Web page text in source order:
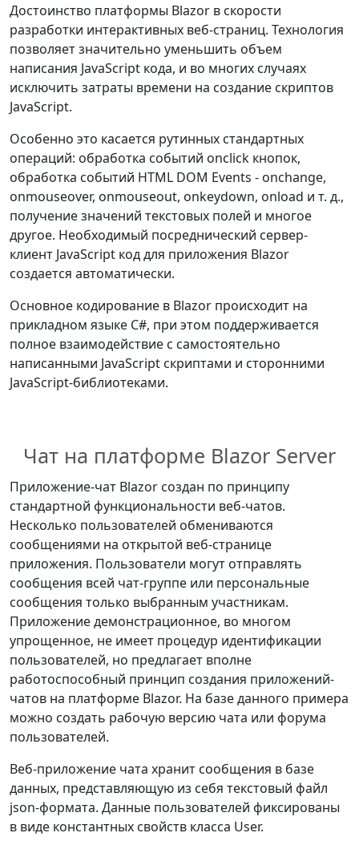
Достоинство платформы Blazor в скорости
разработки интерактивных веб-страниц. Технология
позволяет значительно уменьшить объем
написания JavaScript кода, и во многих случаях
исключить затраты времени на создание скриптов
JavaScript.
Особенно это касается рутинных стандартных
операций: обработка событий onclick кнопок,
обработка событий HTML DOM Events - onchange,
onmouseover, onmouseout, onkeydown, onload и т. д.,
получение значений текстовых полей и многое
другое. Необходимый посреднический сервер-
клиент JavaScript код для приложения Blazor
создается автоматически.
Основное кодирование в Blazor происходит на
прикладном языке C#, при этом поддерживается
полное взаимодействие с самостоятельно
написанными JavaScript скриптами и сторонними
JavaScript-библиотеками.
Чат на платформе Blazor Server
Приложение-чат Blazor создан по принципу
стандартной функциональности веб-чатов.
Несколько пользователей обмениваются
сообщениями на открытой веб-странице
приложения. Пользователи могут отправлять
сообщения всей чат-группе или персональные
сообщения только выбранным участникам.
Приложение демонстрационное, во многом
упрощенное, не имеет процедур идентификации
пользователей, но предлагает вполне
работоспособный принцип создания приложений-
чатов на платформе Blazor. На базе данного примера
можно создать рабочую версию чата или форума
пользователей.
Веб-приложение чата хранит сообщения в базе
данных, представляющую из себя текстовый файл
json-формата. Данные пользователей фиксированы
в виде константных свойств класса User.